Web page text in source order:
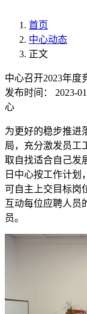
首页
中心动态
正文
中心召开2023年度
发布时间：
2023-
心
为更好的稳步推进
局，充分激发员工
取自找适合自己发
日中心按工作计划
可自主上交目标岗
互动每位应聘人员
员。